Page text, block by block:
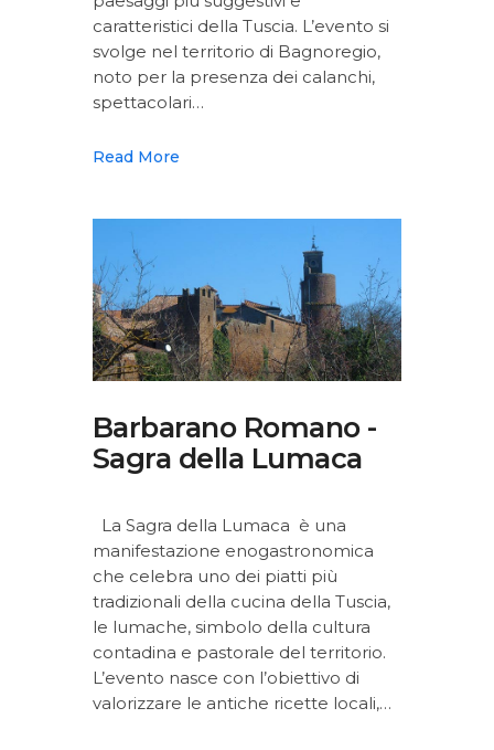
caratteristici della Tuscia. L’evento si
svolge nel territorio di Bagnoregio,
noto per la presenza dei calanchi,
spettacolari…
Read More
Barbarano Romano -
Sagra della Lumaca
La Sagra della Lumaca è una
manifestazione enogastronomica
che celebra uno dei piatti più
tradizionali della cucina della Tuscia,
le lumache, simbolo della cultura
contadina e pastorale del territorio.
L’evento nasce con l’obiettivo di
valorizzare le antiche ricette locali,…